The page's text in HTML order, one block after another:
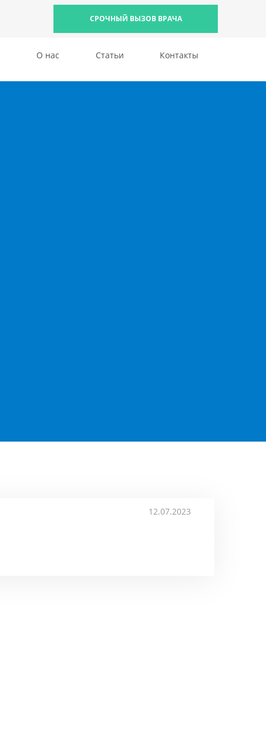
СРОЧНЫЙ ВЫЗОВ ВРАЧА
О нас Статьи Контакты
12.07.2023